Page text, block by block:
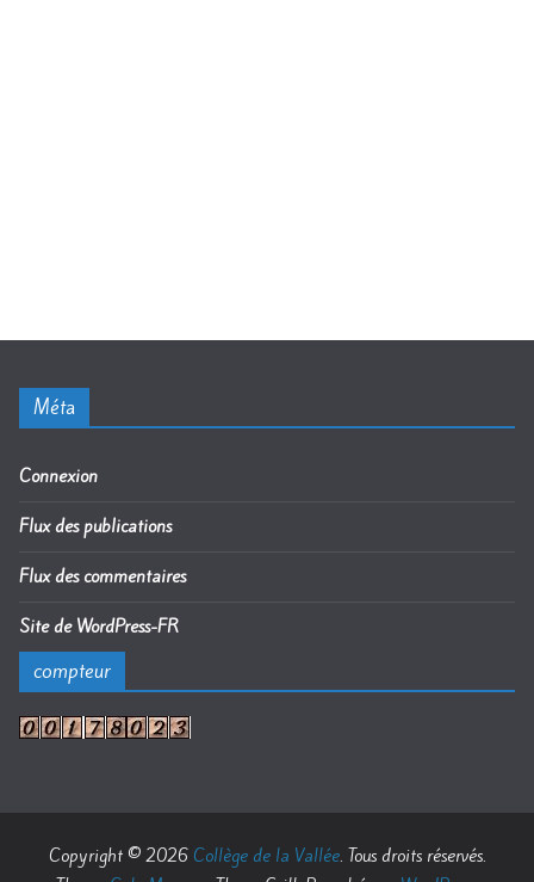
Méta
Connexion
Flux des publications
Flux des commentaires
Site de WordPress-FR
compteur
Copyright © 2026 Collège de la Vallée. Tous droits réservés.